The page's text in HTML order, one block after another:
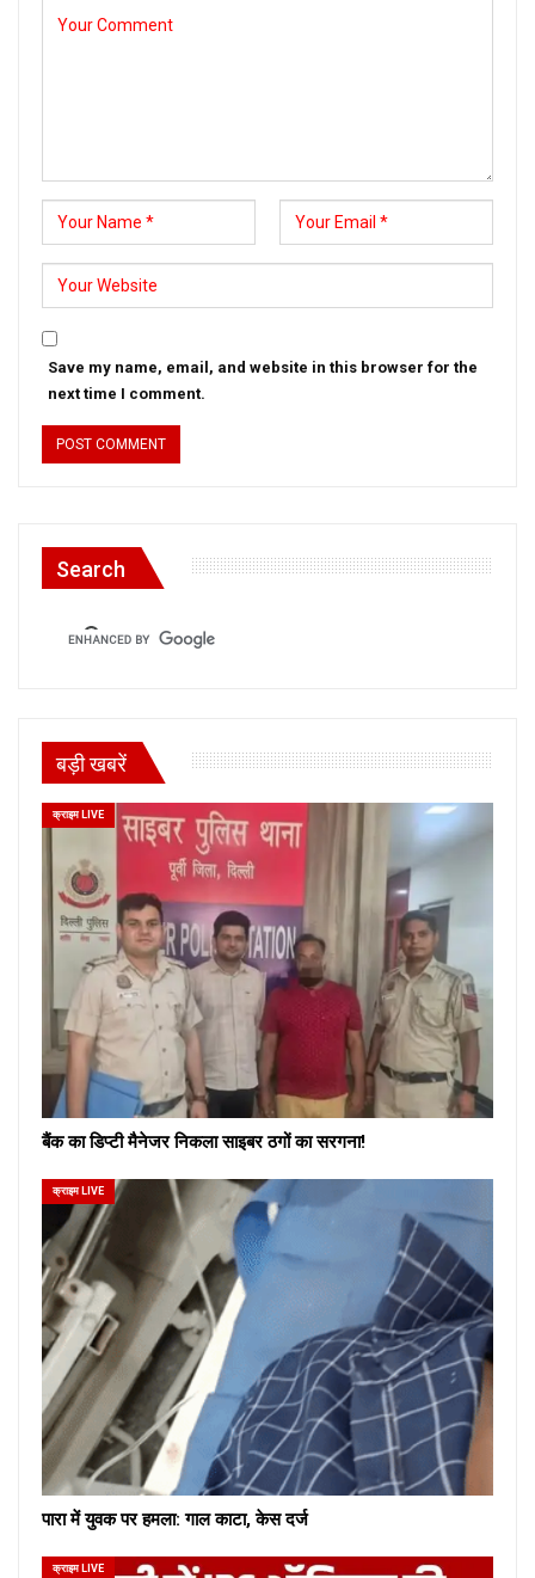
Save my name, email, and website in this browser for the
next time I comment.
Search
बड़ी खबरें
क्राइम LIVE
बैंक का डिप्टी मैनेजर निकला साइबर ठगों का सरगना!
क्राइम LIVE
पारा में युवक पर हमला: गाल काटा, केस दर्ज
क्राइम LIVE